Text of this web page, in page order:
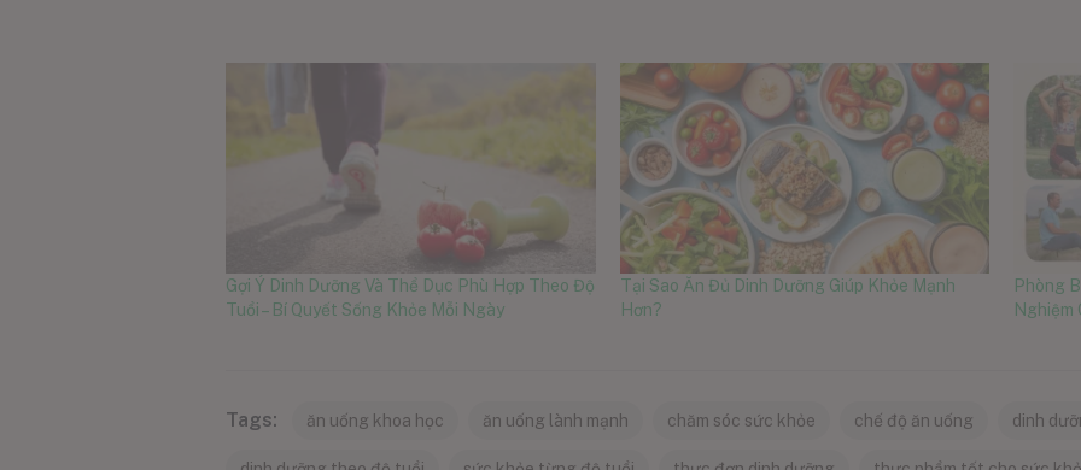
Gợi Ý Dinh Dưỡng Và Thể Dục Phù Hợp Theo Độ
Tuổi – Bí Quyết Sống Khỏe Mỗi Ngày
Tại Sao Ăn Đủ Dinh Dưỡng Giúp Khỏe Mạnh
Hơn?
Phòng
Nghiệm
Tags: ăn uống khoa học ăn uống lành mạnh chăm sóc sức khỏe chế độ ăn uống dinh